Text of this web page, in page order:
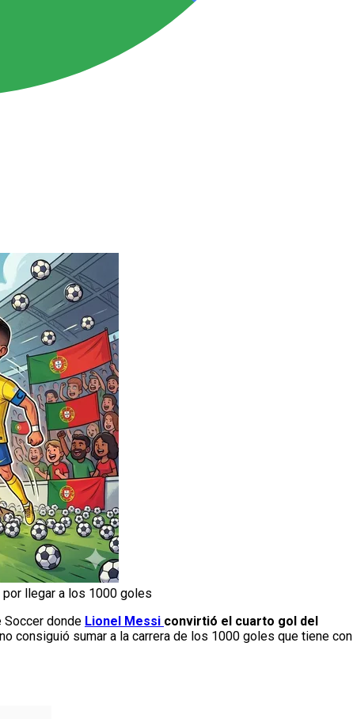
por llegar a los 1000 goles
Soccer donde Lionel Messi convirtió el cuarto gol del
consiguió sumar a la carrera de los 1000 goles que tiene con